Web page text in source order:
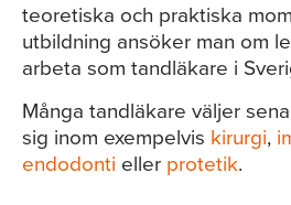
teoretiska och praktiska
utbildning ansöker man om
arbeta som tandläkare i
Många tandläkare väljer
sig inom exempelvis kirurgi,
endodonti eller protetik.